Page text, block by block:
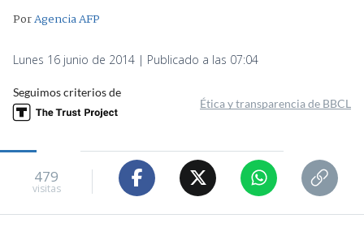
PorAgencia AFP
Lunes 16 junio de 2014 | Publicado a las 07:04
Seguimos criterios de
Ética y transparencia de BBCL
479
visitas